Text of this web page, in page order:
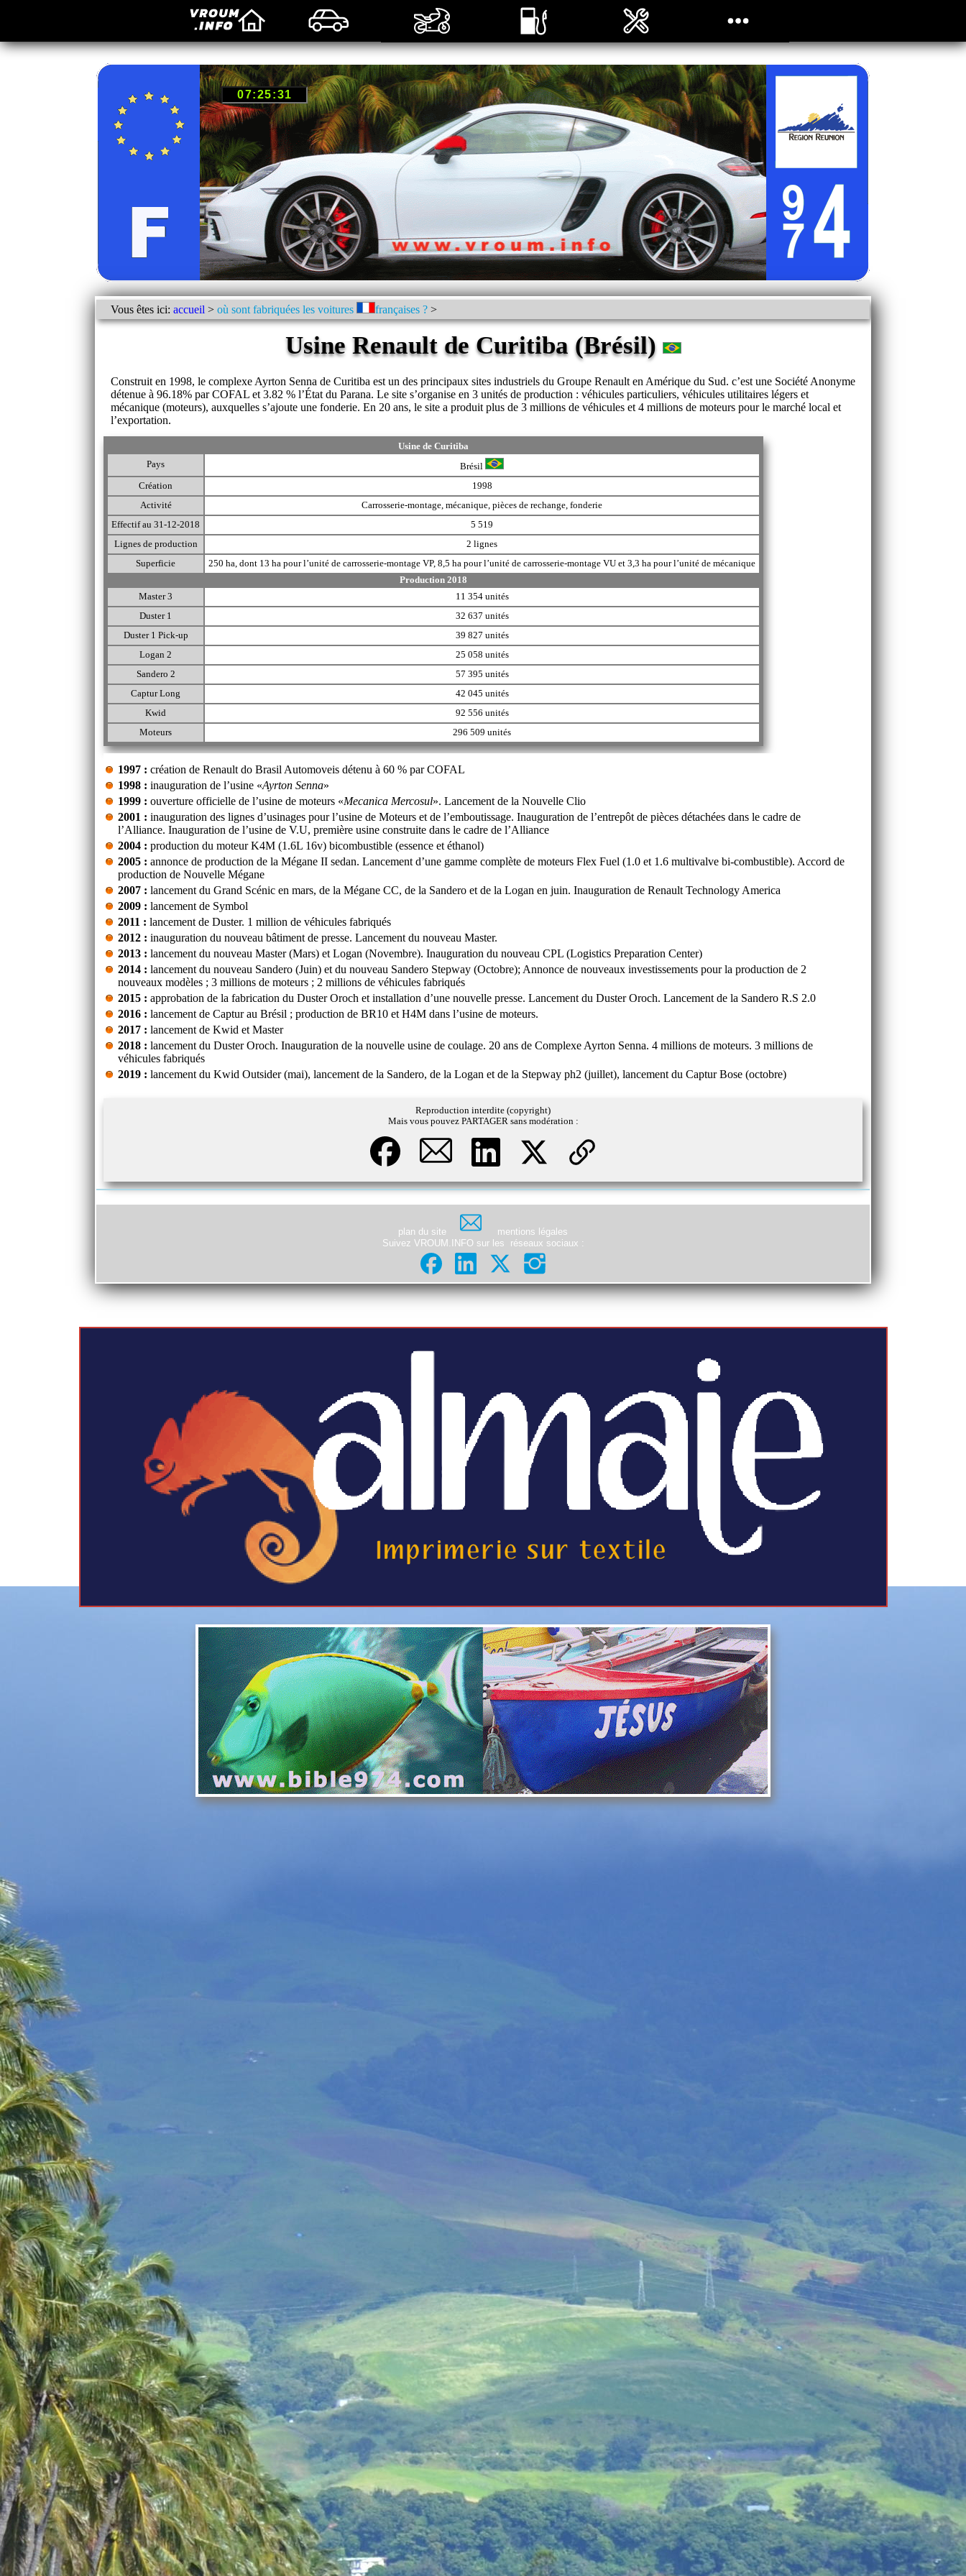
Vous êtes ici: accueil > où sont fabriquées les voitures françaises ?>
Usine Renault de Curitiba (Brésil)
Construit en 1998, le complexe Ayrton Senna de Curitiba est un des principaux sites industriels du Groupe Renault en Amérique du Sud. c’est une Société Anonyme
détenue à 96.18% par COFAL et 3.82 % l’État du Parana. Le site s’organise en 3 unités de production : véhicules particuliers, véhicules utilitaires légers et
mécanique (moteurs), auxquelles s’ajoute une fonderie. En 20 ans, le site a produit plus de 3 millions de véhicules et 4 millions de moteurs pour le marché local et
l’exportation.
Usine de Curitiba
Pays
Brésil
Création
1998
Activité
Carrosserie-montage, mécanique, pièces de rechange, fonderie
Effectif au 31-12-2018
5 519
Lignes de production
2 lignes
Superficie
250 ha, dont 13 ha pour l’unité de carrosserie-montage VP, 8,5 ha pour l’unité de carrosserie-montage VU et 3,3 ha pour l’unité de mécanique
Production 2018
Master 3
11 354 unités
Duster 1
32 637 unités
Duster 1 Pick-up
39 827 unités
Logan 2
25 058 unités
Sandero 2
57 395 unités
Captur Long
42 045 unités
Kwid
92 556 unités
Moteurs
296 509 unités
1997 : création de Renault do Brasil Automoveis détenu à 60 % par COFAL
1998 : inauguration de l’usine «Ayrton Senna»
1999 : ouverture officielle de l’usine de moteurs «Mecanica Mercosul». Lancement de la Nouvelle Clio
2001 : inauguration des lignes d’usinages pour l’usine de Moteurs et de l’emboutissage. Inauguration de l’entrepôt de pièces détachées dans le cadre de
l’Alliance. Inauguration de l’usine de V.U, première usine construite dans le cadre de l’Alliance
2004 : production du moteur K4M (1.6L 16v) bicombustible (essence et éthanol)
2005 : annonce de production de la Mégane II sedan. Lancement d’une gamme complète de moteurs Flex Fuel (1.0 et 1.6 multivalve bi-combustible). Accord de
production de Nouvelle Mégane
2007 : lancement du Grand Scénic en mars, de la Mégane CC, de la Sandero et de la Logan en juin. Inauguration de Renault Technology America
2009 : lancement de Symbol
2011 : lancement de Duster. 1 million de véhicules fabriqués
2012 : inauguration du nouveau bâtiment de presse. Lancement du nouveau Master.
2013 : lancement du nouveau Master (Mars) et Logan (Novembre). Inauguration du nouveau CPL (Logistics Preparation Center)
2014 : lancement du nouveau Sandero (Juin) et du nouveau Sandero Stepway (Octobre); Annonce de nouveaux investissements pour la production de 2
nouveaux modèles ; 3 millions de moteurs ; 2 millions de véhicules fabriqués
2015 : approbation de la fabrication du Duster Oroch et installation d’une nouvelle presse. Lancement du Duster Oroch. Lancement de la Sandero R.S 2.0
2016 : lancement de Captur au Brésil ; production de BR10 et H4M dans l’usine de moteurs.
2017 : lancement de Kwid et Master
2018 : lancement du Duster Oroch. Inauguration de la nouvelle usine de coulage. 20 ans de Complexe Ayrton Senna. 4 millions de moteurs. 3 millions de
véhicules fabriqués
2019 : lancement du Kwid Outsider (mai), lancement de la Sandero, de la Logan et de la Stepway ph2 (juillet), lancement du Captur Bose (octobre)
Reproduction interdite (copyright)
Mais vous pouvez PARTAGER sans modération :
plan du site
mentions légales
Suivez VROUM.INFO sur les
réseaux sociaux :